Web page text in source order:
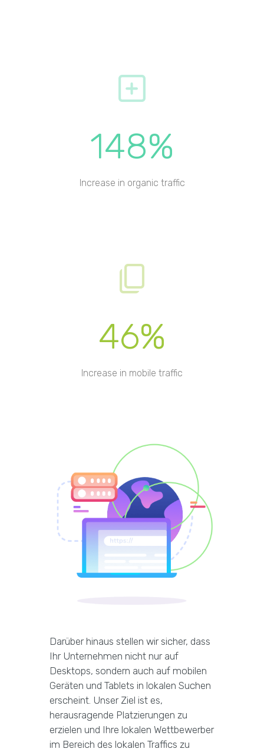
148%
Increase in organic traffic
46%
Increase in mobile traffic
Darüber hinaus stellen wir sicher, dass
Ihr Unternehmen nicht nur auf
Desktops, sondern auch auf mobilen
Geräten und Tablets in lokalen Suchen
erscheint. Unser Ziel ist es,
herausragende Platzierungen zu
erzielen und Ihre lokalen Wettbewerber
im Bereich des lokalen Traffics zu